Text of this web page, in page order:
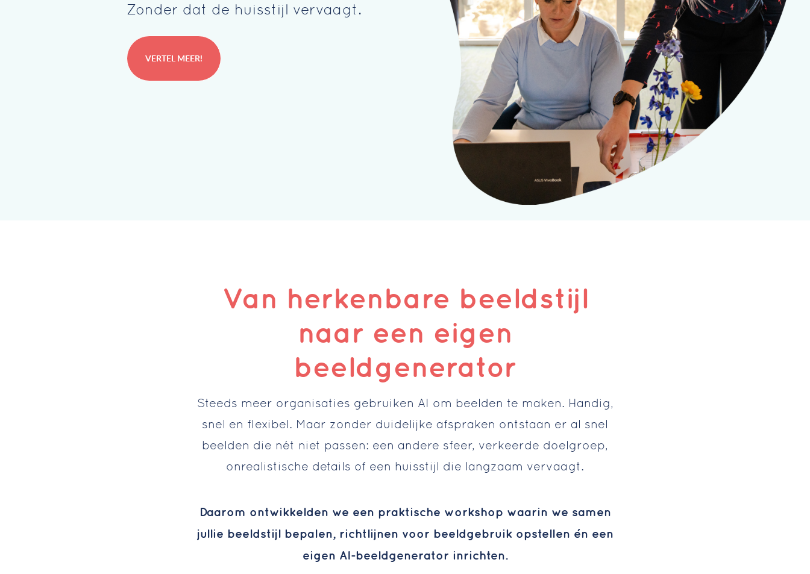
Zonder dat de huisstijl vervaagt.
VERTEL MEER!
Van herkenbare beeldstijl
naar een eigen
beeldgenerator
Steeds meer organisaties gebruiken AI om beelden te maken. Handig,
snel en flexibel. Maar zonder duidelijke afspraken ontstaan er al snel
beelden die nét niet passen: een andere sfeer, verkeerde doelgroep,
onrealistische details of een huisstijl die langzaam vervaagt.
Daarom ontwikkelden we een praktische workshop waarin we samen
jullie beeldstijl bepalen, richtlijnen voor beeldgebruik opstellen én een
eigen AI-beeldgenerator inrichten.